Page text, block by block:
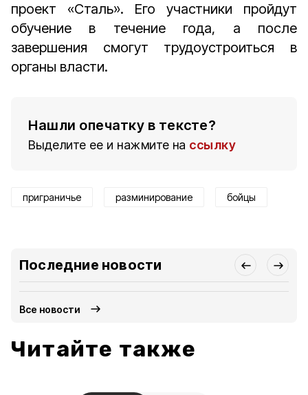
проект «Сталь». Его участники пройдут
обучение в течение года, а после
завершения смогут трудоустроиться в
органы власти.
Нашли опечатку в тексте?
Выделите ее и нажмите на ссылку
приграничье разминирование бойцы
Последние новости
Все новости
Читайте также